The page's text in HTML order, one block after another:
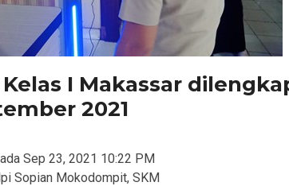
Kelas I Makassar
2021
Sep 23, 2021 10:22 PM
Sopian Mokodompit, SKM